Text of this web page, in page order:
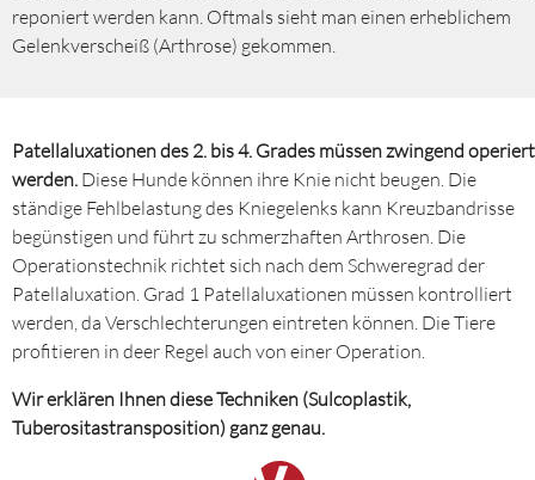
reponiert werden kann. Oftmals sieht man einen erheblichem
Gelenkverscheiß (Arthrose) gekommen.
Patellaluxationen des 2. bis 4. Grades müssen zwingend operiert
werden. Diese Hunde können ihre Knie nicht beugen. Die
ständige Fehlbelastung des Kniegelenks kann Kreuzbandrisse
begünstigen und führt zu schmerzhaften Arthrosen. Die
Operationstechnik richtet sich nach dem Schweregrad der
Patellaluxation. Grad 1 Patellaluxationen müssen kontrolliert
werden, da Verschlechterungen eintreten können. Die Tiere
profitieren in deer Regel auch von einer Operation.
Wir erklären Ihnen diese Techniken (Sulcoplastik,
Tuberositastransposition) ganz genau.